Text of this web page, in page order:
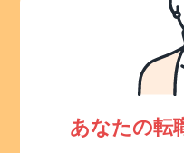
あなたの転